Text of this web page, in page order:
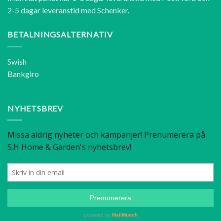
2-5 dagar leveranstid med Schenker.
BETALNINGSALTERNATIV
Swish
Bankgiro
NYHETSBREV